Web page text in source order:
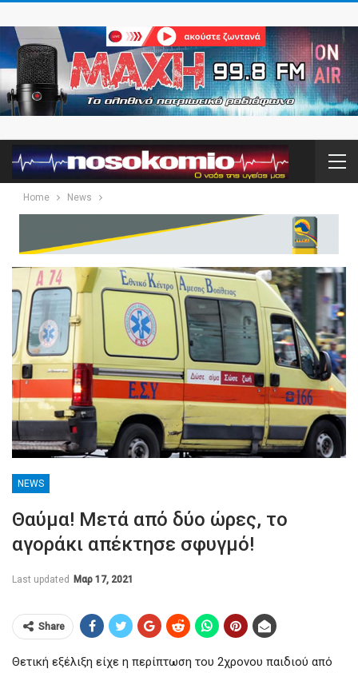
Home News
NEWS
Θαύμα! Μετά από δύο ώρες, το
αγοράκι απέκτησε σφυγμό!
Last updated Μαρ 17, 2021
Share
Θετική εξέλιξη είχε η περίπτωση του 2χρονου παιδιού από